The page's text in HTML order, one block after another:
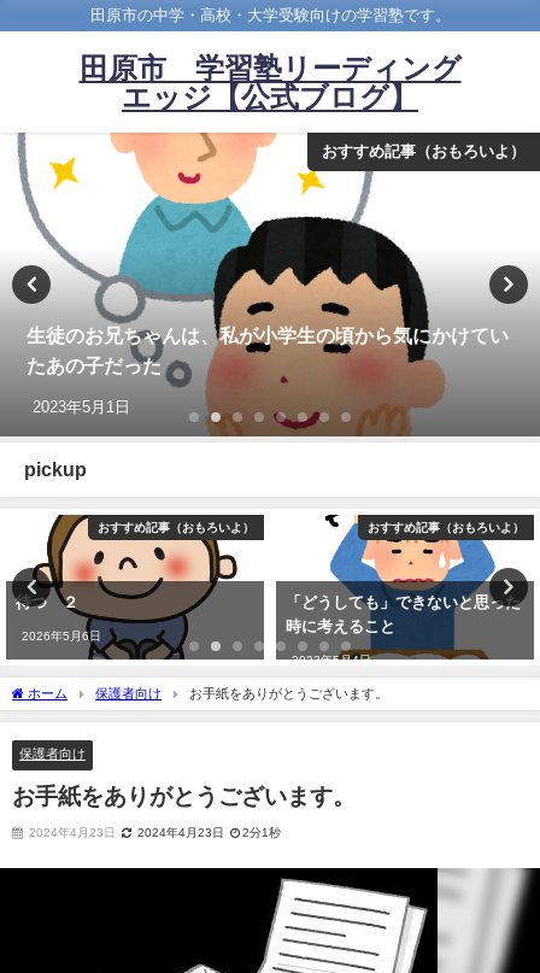
田原市の中学・高校・大学受験向けの学習塾です。
田原市 学習塾リーディング
エッジ【公式ブログ】
おすすめ記事（おもろいよ）
生徒のお兄ちゃんは、私が小学生の頃から気にかけてい
たあの子だった
2023年5月1日
pickup
おすすめ記事（おもろいよ）
待つ ２
2026年5月6日
おすすめ記事（おもろいよ）
「どうしても」できないと思った
時に考えること
2023年5月4日
ホーム 保護者向け お手紙をありがとうございます。
保護者向け
お手紙をありがとうございます。
2024年4月23日 2024年4月23日 2分1秒